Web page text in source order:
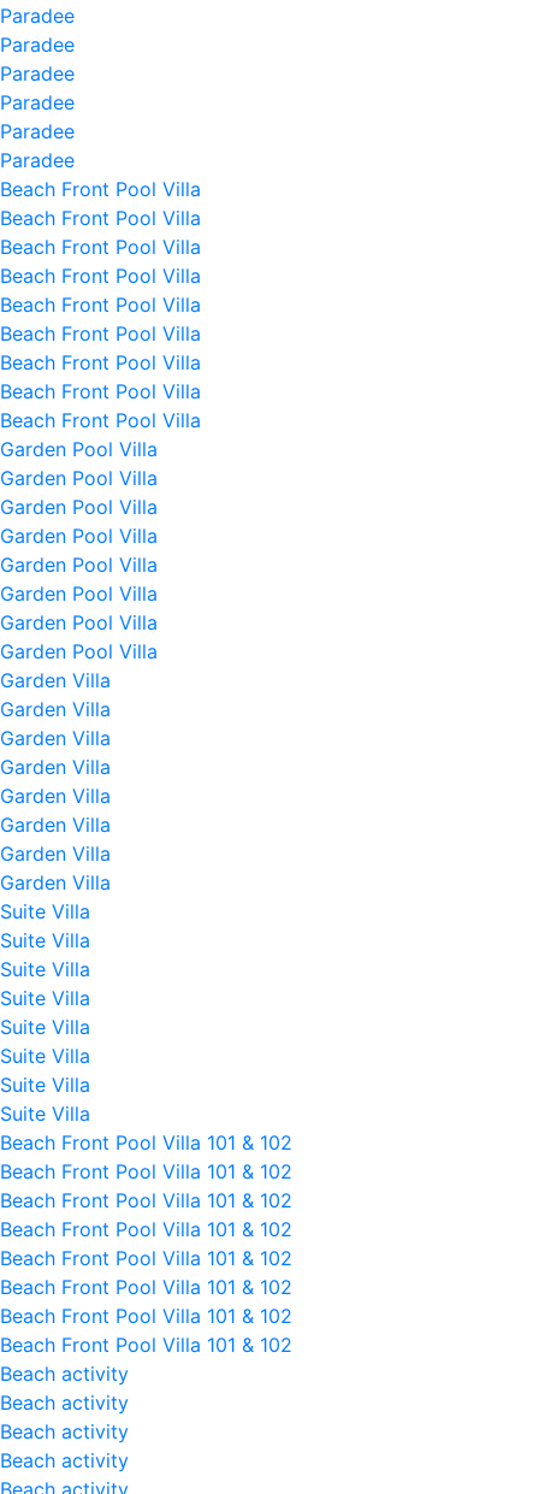
Paradee
Paradee
Paradee
Paradee
Paradee
Paradee
Beach Front Pool Villa
Beach Front Pool Villa
Beach Front Pool Villa
Beach Front Pool Villa
Beach Front Pool Villa
Beach Front Pool Villa
Beach Front Pool Villa
Beach Front Pool Villa
Beach Front Pool Villa
Garden Pool Villa
Garden Pool Villa
Garden Pool Villa
Garden Pool Villa
Garden Pool Villa
Garden Pool Villa
Garden Pool Villa
Garden Pool Villa
Garden Villa
Garden Villa
Garden Villa
Garden Villa
Garden Villa
Garden Villa
Garden Villa
Garden Villa
Suite Villa
Suite Villa
Suite Villa
Suite Villa
Suite Villa
Suite Villa
Suite Villa
Suite Villa
Beach Front Pool Villa 101 & 102
Beach Front Pool Villa 101 & 102
Beach Front Pool Villa 101 & 102
Beach Front Pool Villa 101 & 102
Beach Front Pool Villa 101 & 102
Beach Front Pool Villa 101 & 102
Beach Front Pool Villa 101 & 102
Beach Front Pool Villa 101 & 102
Beach activity
Beach activity
Beach activity
Beach activity
Beach activity